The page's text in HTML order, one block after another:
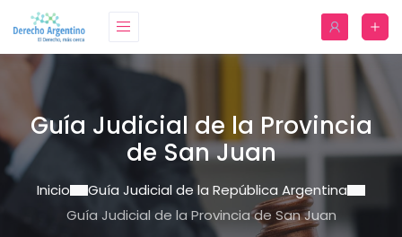
Guía Judicial de la Provincia
de San Juan
Inicio
Guía Judicial de la República Argentina
Guía Judicial de la Provincia de San Juan